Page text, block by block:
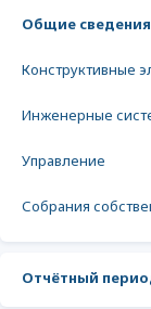
Общие сведения
Конструктивные
Инженерные
Управление
Собрания
Отчётный